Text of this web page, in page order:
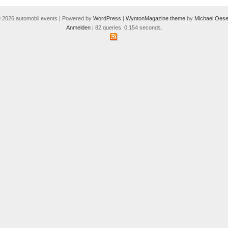
2026 automobil events | Powered by WordPress | WyntonMagazine theme by Michael
Anmelden| 82 queries. 0,154 seconds.